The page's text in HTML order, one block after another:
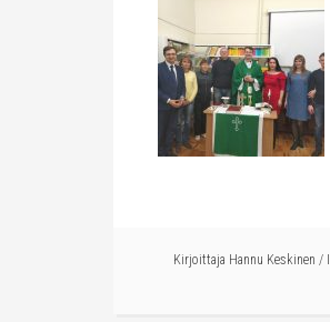
Kirjoittaja Hannu Keskinen /